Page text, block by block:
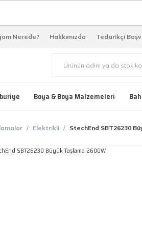
Nerede? Hakkımızda Tedarikçi
Boya & Boya Malzemeleri
Elektrikli StechEnd SBT26230